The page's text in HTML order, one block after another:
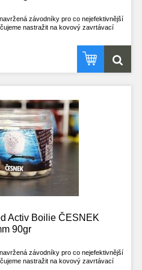
závodníky pro co nejefektivnější
nastražit na kovový zavrtávací
odvislá na aktuálních okolnostech. V
naopak při vysoké aktivitě ryb a teplé
je po vytažení z vody ještě dostatečně
uloveni i 4 kapři.
součástí zásoby nástrah všech, co si
času. Vyzkoušejte nástrahy, které
uzavřený okruh rybářů!
nejchladnější vodě
po vhození do vody
pro lov na závodech
vyberete tu zprávnou pro vaši vodu
feeder
Activ Boilie ČESNEK
90gr
závodníky pro co nejefektivnější
nastražit na kovový zavrtávací